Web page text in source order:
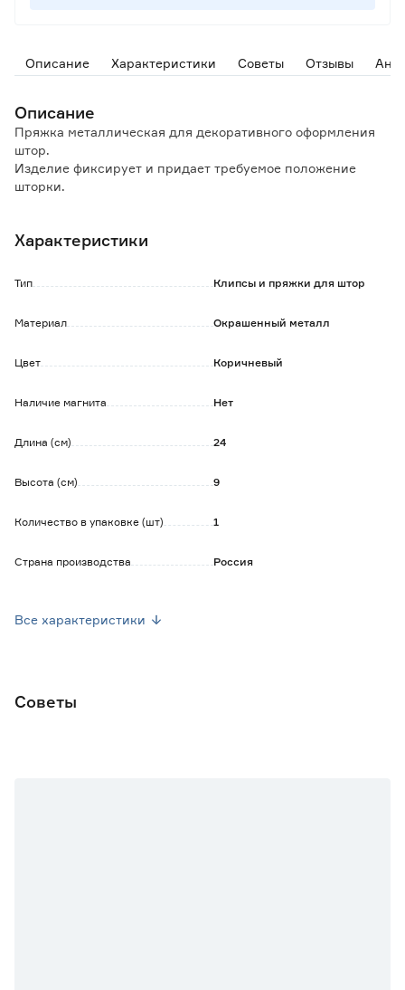
Описание Характеристики Советы Отзывы
Описание
Пряжка металлическая для декоративного оформления
штор.
Изделие фиксирует и придает требуемое положение
шторки.
Не требует дополнительных крепежей, нет
Характеристики
Тип Клипсы и пряжки для штор
Материал Окрашенный металл
Цвет Коричневый
Наличие магнита Нет
Длина (см) 24
Высота (см) 9
Количество в упаковке (шт) 1
Страна производства Россия
Все характеристики
Советы